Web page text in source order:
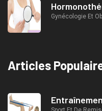
Gynécologie Et
Articles